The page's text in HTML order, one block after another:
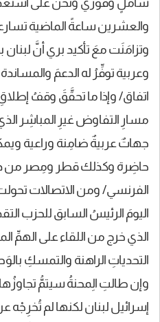
والعشرين ساعةً الماضية
وتزامَنَت معَ تأكيد بري أنَّ لبنان
وعربية توفِّرُ له الدعمَ
اتفاق/ وإذا ما تحقَّقَ وقفُ
مسارِ التفاوض غيرِ المباشِر
جهاتٌ عربيةٌ ضامِنة وراعية
حاضِرة وكذلك قطر ومِصر من
الفرنسي/ ومن الاتصالات
اليومَ الرئيسُ السابق للحزب
الذي خرج من اللقاء على الهمِّ
التحدياتِ الراهنة والتمسكِ
وإن طالتِ الِمحنةُ سيتمُّ
إسرائيل لبنان لكنها لم